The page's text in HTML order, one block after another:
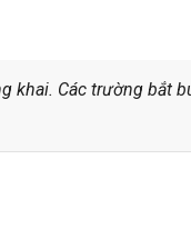
khai. Các trường bắt